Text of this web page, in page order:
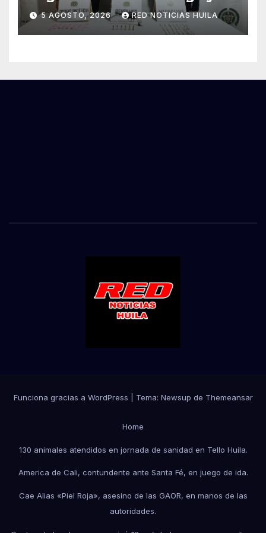
tráfico de estupefacientes
5 AGOSTO, 2026 RED NOTICIAS HUILA
Funciona gracias a WordPress Tema: Newsup de Themeansar
Home
130 animales atendidos en jornada de sanidad en Tello Huila.
America de Cali, contundente ante Santa Fé, en juego de ida.
Cae Alias «Piel Roja», asesino de las GAOR, en manos de las
autoridades.